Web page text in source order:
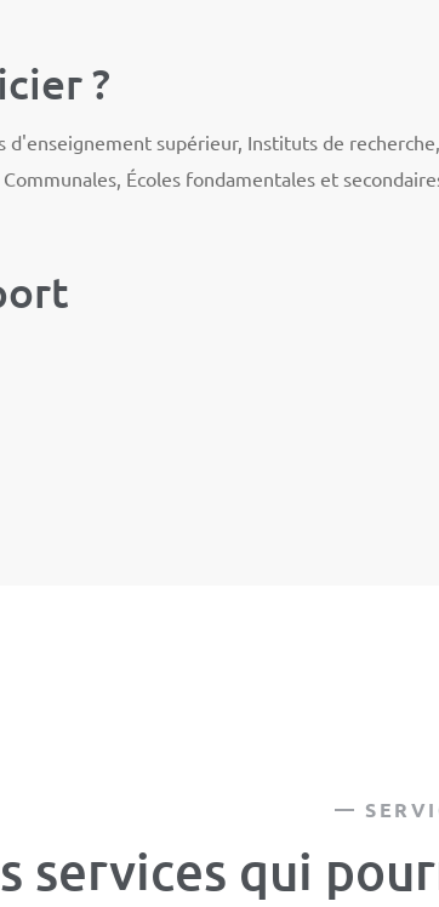
?
d'enseignement supérieur, Instituts de
Écoles fondamentales et
services qui